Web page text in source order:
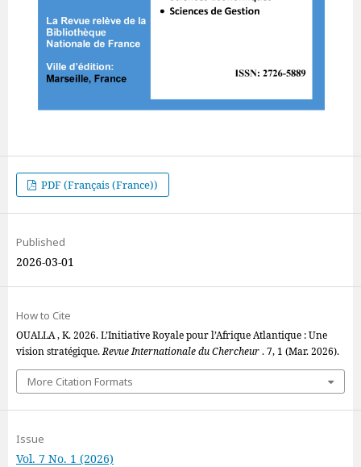
PDF (Français (France))
Published
2026-03-01
How to Cite
OUALLA , K. 2026. L’Initiative Royale pour l’Afrique Atlantique : Une
vision stratégique.Revue Internationale du Chercheur. 7, 1 (Mar. 2026).
More Citation Formats
Issue
Vol. 7 No. 1 (2026)